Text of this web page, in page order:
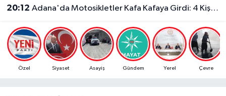
20:12 Adana'da Motosikletler Kafa Kafaya Girdi: 4 Kişi Yaralandı
Özel Siyaset Asayiş Gündem Yerel Çevre
Dünya
Eğitim
Adana Trafik Yoğunluk Haritası
Süper Lig Puan Durumu ve Fikstür